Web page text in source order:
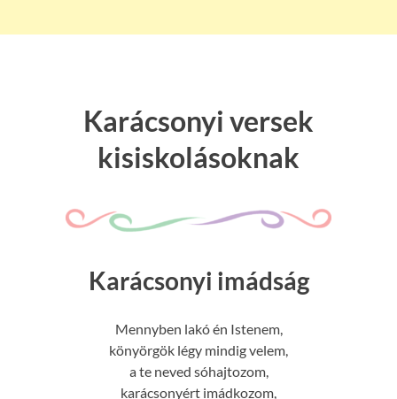
Karácsonyi versek
kisiskolásoknak
Karácsonyi imádság
Mennyben lakó én Istenem,
könyörgök légy mindig velem,
a te neved sóhajtozom,
karácsonyért imádkozom,